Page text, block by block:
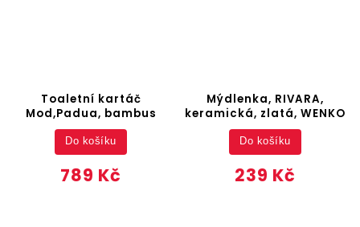
Toaletní kartáč
Mod,Padua, bambus
789 Kč
Do košíku
Mýdlenka, RIVARA,
keramická, zlatá, WENKO
239 Kč
Do košíku